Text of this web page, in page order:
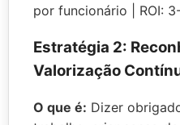
por funcionário | ROI:
Estratégia 2:
Valorização
O que é: Dizer